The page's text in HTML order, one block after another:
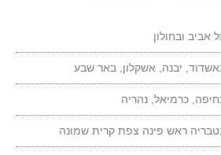
תשובות מעשיות לכל השאלות.
ובחולון
יבנה, אשקלון, באר שבע
כרמיאל, נהריה
ראש פינה צפת קרית שמונה